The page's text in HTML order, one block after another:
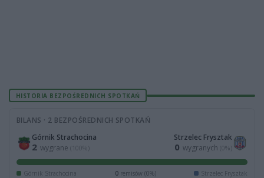
HISTORIA BEZPOŚREDNICH SPOTKAŃ
BILANS · 2 BEZPOŚREDNICH SPOTKAŃ
Górnik Strachocina
2 wygrane (100%)
Strzelec Frysztak
0 wygranych (0%)
Górnik Strachocina 0remisów (0%) Strzelec Frysztak